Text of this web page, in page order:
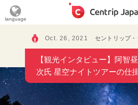
language
Oct. 26, 2021 セントリップ
【観光インタビュー】阿智
次氏 星空ナイトツアーの仕